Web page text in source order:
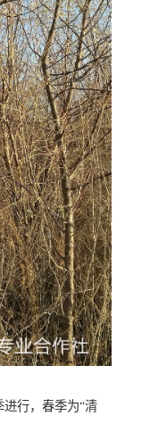
行，春季为“清